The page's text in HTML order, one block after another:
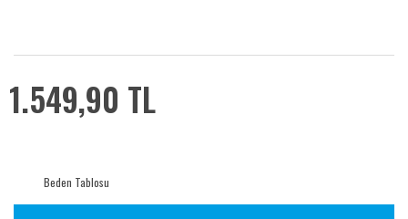
1.549,90 TL
Beden Tablosu